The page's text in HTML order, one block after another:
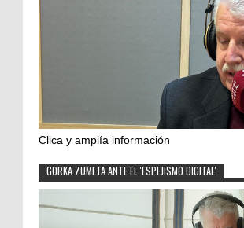
Clica y amplía información
GORKA ZUMETA ANTE EL 'ESPEJISMO DIGITAL'